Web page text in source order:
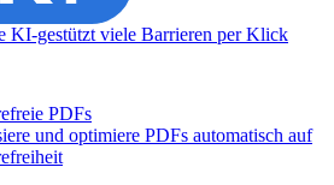
KI-gestützt viele Barrieren per Klick
PDFs
und optimiere PDFs automatisch auf